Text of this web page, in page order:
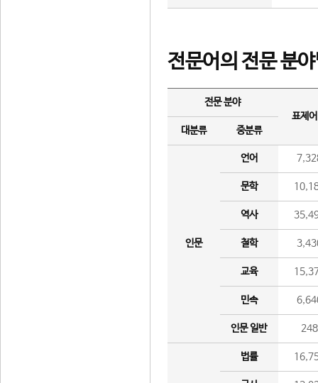
전문어의 전문 분
전문 분야
표제
대분류
중분류
인문
언어
문학
역사
철학
교육
민속
인문 일반 248
법률